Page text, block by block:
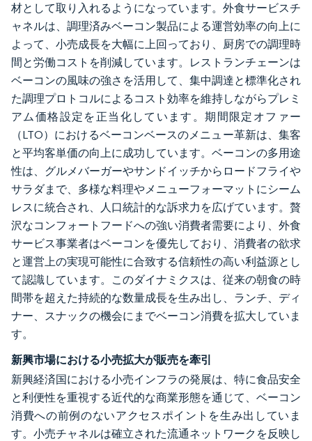
材として取り入れるようになっています。外食サービスチ
ャネルは、調理済みベーコン製品による運営効率の向上に
よって、小売成長を大幅に上回っており、厨房での調理時
間と労働コストを削減しています。レストランチェーンは
ベーコンの風味の強さを活用して、集中調達と標準化され
た調理プロトコルによるコスト効率を維持しながらプレミ
アム価格設定を正当化しています。期間限定オファー
（LTO）におけるベーコンベースのメニュー革新は、集客
と平均客単価の向上に成功しています。ベーコンの多用途
性は、グルメバーガーやサンドイッチからロードフライや
サラダまで、多様な料理やメニューフォーマットにシーム
レスに統合され、人口統計的な訴求力を広げています。贅
沢なコンフォートフードへの強い消費者需要により、外食
サービス事業者はベーコンを優先しており、消費者の欲求
と運営上の実現可能性に合致する信頼性の高い利益源とし
て認識しています。このダイナミクスは、従来の朝食の時
間帯を超えた持続的な数量成長を生み出し、ランチ、ディ
ナー、スナックの機会にまでベーコン消費を拡大していま
す。
新興市場における小売拡大が販売を牽引
新興経済国における小売インフラの発展は、特に食品安全
と利便性を重視する近代的な商業形態を通じて、ベーコン
消費への前例のないアクセスポイントを生み出していま
す。小売チャネルは確立された流通ネットワークを反映し